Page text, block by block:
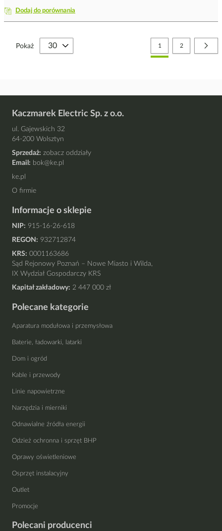
Dodaj do porównania
Strona
Aktualnie czytasz stronę
1 Strona
2
Pokaż
Kaczmarek Electric Sp. z o.o.
ul. Gajewskich 32
64-200 Wolsztyn
Sprzedaż: zobacz oddziały
Email: bok@ke.pl
ke.pl
O firmie
Informacje o sklepie
NIP: 915-16-26-618
REGON: 932712874
KRS: 0001163686
Sąd Rejonowy Poznań – Nowe Miasto i Wilda,
IX Wydział Gospodarczy KRS
Kapitał zakładowy: 2 447 000 zł
Polecane kategorie
Aparatura modułowa i przemysłowa
Baterie, ładowarki, latarki
Dom i ogród
Kable i przewody
Linie napowietrzne
Narzędzia i mierniki
Odnawialne źródła energii
Odzież ochronna i sprzęt BHP
Oprawy oświetleniowe
Osprzęt instalacyjny
Outlet
Promocje
Polecani producenci